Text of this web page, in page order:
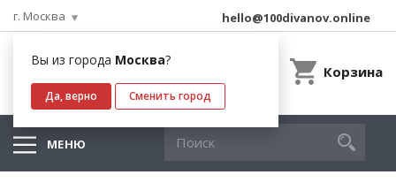
г. Москва
Вы из города Москва?
Да, верно Сменить город
hello@100divanov.online
Корзина
МЕНЮ